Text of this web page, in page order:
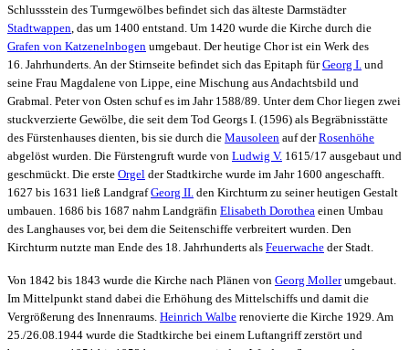
Schlussstein des Turmgewölbes befindet sich das älteste Darmstädter
Stadtwappen , das um 1400 entstand. Um 1420 wurde die Kirche durch die
Grafen von Katzenelnbogen umgebaut. Der heutige Chor ist ein Werk des
16. Jahrhunderts. An der Stirnseite befindet sich das Epitaph fürGeorg I. und
seine Frau Magdalene von Lippe, eine Mischung aus Andachtsbild und
Grabmal. Peter von Osten schuf es im Jahr 1588/89. Unter dem Chor liegen zwei
stuckverzierte Gewölbe, die seit dem Tod Georgs I. (1596) als Begräbnisstätte
des Fürstenhauses dienten, bis sie durch die Mausoleen auf derRosenhöhe
abgelöst wurden. Die Fürstengruft wurde von Ludwig V. 1615/17 ausgebaut und
geschmückt. Die erste Orgel der Stadtkirche wurde im Jahr 1600 angeschafft.
1627 bis 1631 ließ LandgrafGeorg II. den Kirchturm zu seiner heutigen Gestalt
umbauen. 1686 bis 1687 nahm Landgräfin Elisabeth Dorothea einen Umbau
des Langhauses vor, bei dem die Seitenschiffe verbreitert wurden. Den
Kirchturm nutzte man Ende des 18. Jahrhunderts als Feuerwache der Stadt.
Von 1842 bis 1843 wurde die Kirche nach Plänen von Georg Mollerumgebaut.
Im Mittelpunkt stand dabei die Erhöhung des Mittelschiffs und damit die
Vergrößerung des Innenraums. Heinrich Walbe renovierte die Kirche 1929. Am
25./26.08.1944 wurde die Stadtkirche bei einem Luftangriff zerstört und